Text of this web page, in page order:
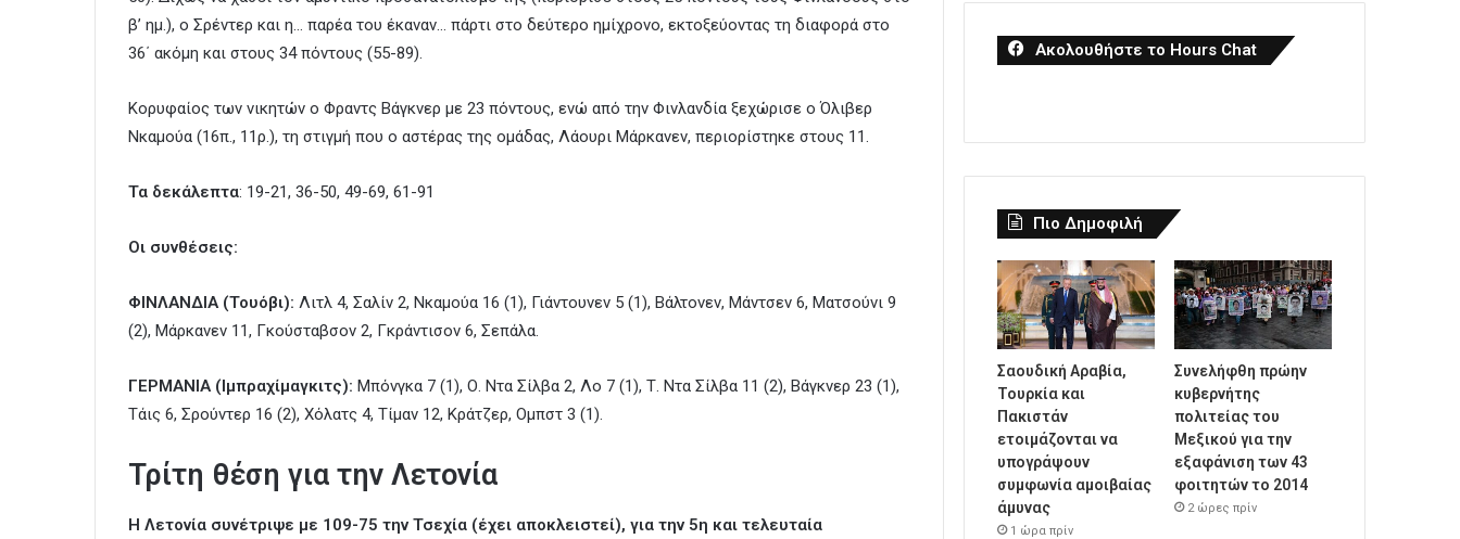
β’ ημ.), ο Σρέντερ και η… παρέα του έκαναν… πάρτι στο δεύτερο ημίχρονο, εκτοξεύοντας τη διαφορά στο
36΄ ακόμη και στους 34 πόντους (55-89).
Κορυφαίος των νικητών ο Φραντς Βάγκνερ με 23 πόντους, ενώ από την Φινλανδία ξεχώρισε ο Όλιβερ
Νκαμούα (16π., 11ρ.), τη στιγμή που ο αστέρας της ομάδας, Λάουρι Μάρκανεν, περιορίστηκε στους 11.
Τα δεκάλεπτα: 19-21, 36-50, 49-69, 61-91
Οι συνθέσεις:
ΦΙΝΛΑΝΔΙΑ (Τουόβι): Λιτλ 4, Σαλίν 2, Νκαμούα 16 (1), Γιάντουνεν 5 (1), Βάλτονεν, Μάντσεν 6, Ματσούνι 9
(2), Μάρκανεν 11, Γκούσταβσον 2, Γκράντισον 6, Σεπάλα.
ΓΕΡΜΑΝΙΑ (Ιμπραχίμαγκιτς): Μπόνγκα 7 (1), Ο. Ντα Σίλβα 2, Λο 7 (1), Τ. Ντα Σίλβα 11 (2), Βάγκνερ 23 (1),
Τάις 6, Σρούντερ 16 (2), Χόλατς 4, Τίμαν 12, Κράτζερ, Ομπστ 3 (1).
Τρίτη θέση για την Λετονία
Η Λετονία συνέτριψε με 109-75 την Τσεχία (έχει αποκλειστεί), για την 5η και τελευταία
Ακολουθήστε το Hours Chat
Πιο Δημοφιλή
Σαουδική Αραβία,
Τουρκία και
Πακιστάν
ετοιμάζονται να
υπογράψουν
συμφωνία αμοιβαίας
άμυνας
1 ώρα πρίν
Συνελήφθη πρώην
κυβερνήτης
πολιτείας του
Μεξικού για την
εξαφάνιση των 43
φοιτητών το 2014
2 ώρες πρίν